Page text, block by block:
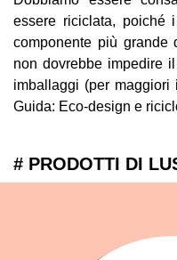
essere riciclata, poiché
componente più grande
non dovrebbe impedire
imballaggi (per maggiori
Guida: Eco-design e
# PRODOTTI DI